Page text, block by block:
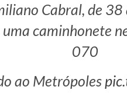
Cabral, de
caminhonete
070
ao Metrópoles